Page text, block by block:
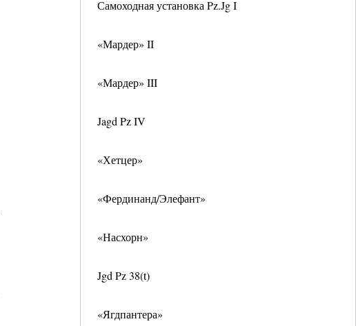
Самоходная установка Pz.Jg I
«Мардер» II
«Мардер» III
Jagd Pz IV
«Хетцер»
«Фердинанд/Элефант»
«Насхорн»
Jgd Pz 38(t)
«Ягдпантера»